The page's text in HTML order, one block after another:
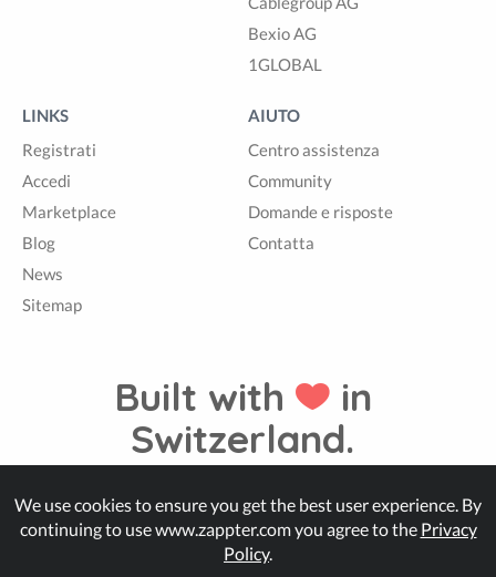
Bexio AG
1GLOBAL
LINKS
Registrati
Accedi
Marketplace
Blog
News
Sitemap
AIUTO
Centro assistenza
Community
Domande e risposte
Contatta
Built with
in
Switzerland.
© Zappter
We use cookies to ensure you get the best user experience. By
continuing to use www.zappter.com you agree to the Privacy
Policy.